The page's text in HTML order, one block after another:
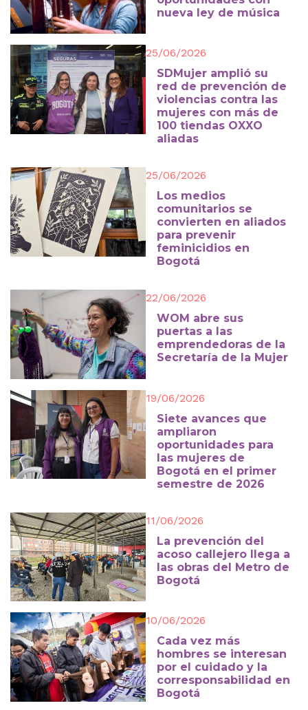
nueva ley de música
25/06/2026
SDMujer amplió su
red de prevención de
violencias contra las
mujeres con más de
100 tiendas OXXO
aliadas
25/06/2026
Los medios
comunitarios se
convierten en aliados
para prevenir
feminicidios en
Bogotá
22/06/2026
WOM abre sus
puertas a las
emprendedoras de la
Secretaría de la Mujer
19/06/2026
Siete avances que
ampliaron
oportunidades para
las mujeres de
Bogotá en el primer
semestre de 2026
11/06/2026
La prevención del
acoso callejero llega a
las obras del Metro de
Bogotá
10/06/2026
Cada vez más
hombres se interesan
por el cuidado y la
corresponsabilidad en
Bogotá